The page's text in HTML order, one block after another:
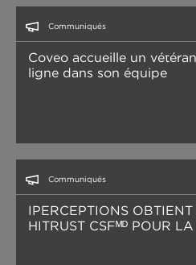
Communiqués
Coveo accueille un
ligne dans son équipe
Communiqués
IPERCEPTIONS
HITRUST CSFᴹᴰ POUR